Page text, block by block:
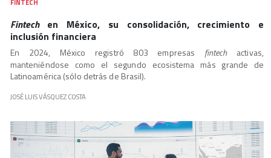
FINTECH
Fintechen México, su consolidación, crecimiento e
inclusión financiera
En 2024, México registró 803 empresas fintech activas,
manteniéndose como el segundo ecosistema más grande de
Latinoamérica (sólo detrás de Brasil).
JOSÉ LUIS VÁSQUEZ COSTA